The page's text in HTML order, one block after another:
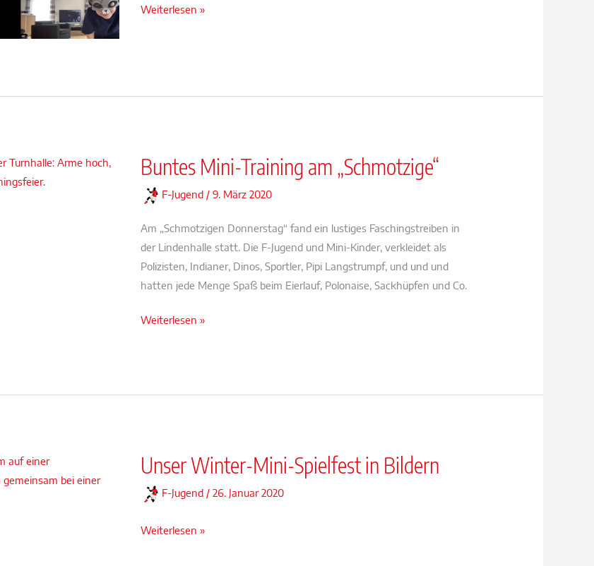
Faschings-
Weiterlesen »
Buntes Mini-Training am „Schmotzige“
F-Jugend / 9. März 2020
Am „Schmotzigen Donnerstag“ fand ein lustiges Faschingstreiben in
der Lindenhalle statt. Die F-Jugend und Mini-Kinder, verkleidet als
Polizisten, Indianer, Dinos, Sportler, Pipi Langstrumpf, und und und
hatten jede Menge Spaß beim Eierlauf, Polonaise, Sackhüpfen und Co.
Buntes
„Schmotzige“
Weiterlesen »
Unser Winter-Mini-Spielfest in Bildern
F-Jugend / 26. Januar 2020
Unser
Weiterlesen »